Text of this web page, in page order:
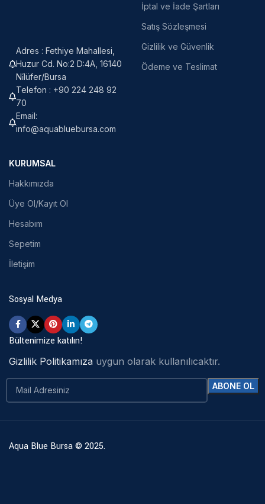
Adres : Fethiye Mahallesi,
Huzur Cd. No:2 D:4A, 16140
Ni̇lüfer/Bursa
Telefon : +90 224 248 92
70
Email:
info@aquabluebursa.com
İptal ve İade Şartları
Satış Sözleşmesi
Gizlilik ve Güvenlik
Ödeme ve Teslimat
KURUMSAL
Hakkımızda
Üye Ol/Kayıt Ol
Hesabım
Sepetim
İletişim
Sosyal Medya
Bültenimize katılın!
Gizlilik Politikamıza uygun olarak kullanılıcaktır.
Aqua Blue Bursa © 2025.